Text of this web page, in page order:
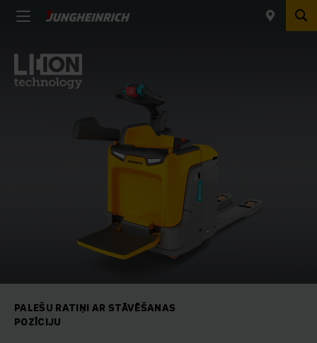
PALEŠU RATIŅI AR STĀVĒŠANAS
POZĪCIJU